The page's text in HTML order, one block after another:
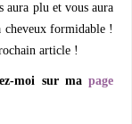
aura plu et vous aura
cheveux formidable !
article !
moi sur ma page